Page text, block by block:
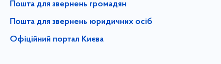
Пошта для звернень громадян
Пошта для звернень юридичних осіб
Офіційний портал Києва